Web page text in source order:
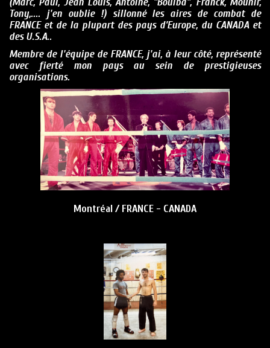
Tony,.... j'en oublie !) sillonné les aires de combat de
FRANCE et de la plupart des pays d’Europe, du CANADA et
des U.S.A..
Membre de l'équipe de FRANCE, j'ai, à leur côté, représenté
avec fierté mon pays au sein de prestigieuses
organisations.
Montréal / FRANCE - CANADA